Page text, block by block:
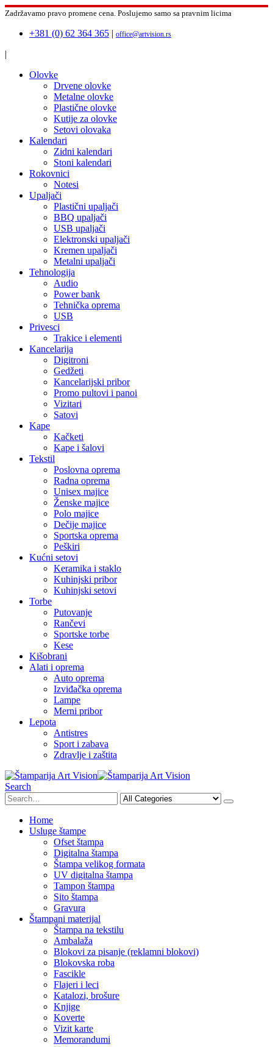
Zadržavamo pravo promene cena. Poslujemo samo sa pravnim licima
+381 (0) 62 364 365 | office@artvision.rs
|
Olovke
Drvene olovke
Metalne olovke
Plastične olovke
Kutije za olovke
Setovi olovaka
Kalendari
Zidni kalendari
Stoni kalendari
Rokovnici
Notesi
Upaljači
Plastični upaljači
BBQ upaljači
USB upaljači
Elektronski upaljači
Kremen upaljači
Metalni upaljači
Tehnologija
Audio
Power bank
Tehnička oprema
USB
Privesci
Trakice i elementi
Kancelarija
Digitroni
Gedžeti
Kancelarijski pribor
Promo pultovi i panoi
Vizitari
Satovi
Kape
Kačketi
Kape i šalovi
Tekstil
Poslovna oprema
Radna oprema
Unisex majice
Ženske majice
Polo majice
Dečije majice
Sportska oprema
Peškiri
Kućni setovi
Keramika i staklo
Kuhinjski pribor
Kuhinjski setovi
Torbe
Putovanje
Rančevi
Sportske torbe
Kese
Kišobrani
Alati i oprema
Auto oprema
Izviđačka oprema
Lampe
Merni pribor
Lepota
Antistres
Sport i zabava
Zdravlje i zaštita
Search
Home
Usluge štampe
Ofset štampa
Digitalna štampa
Štampa velikog formata
UV digitalna štampa
Tampon štampa
Sito štampa
Gravura
Štampani materijal
Štampa na tekstilu
Ambalaža
Blokovi za pisanje (reklamni blokovi)
Blokovska roba
Fascikle
Flajeri i leci
Katalozi, brošure
Knjige
Koverte
Vizit karte
Memorandumi